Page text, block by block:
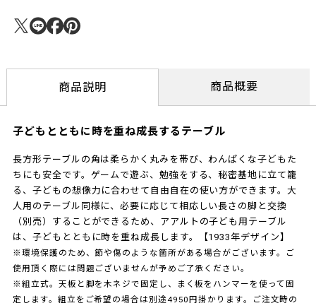
商品説明 商品概要
子どもとともに時を重ね成長するテーブル
長方形テーブルの角は柔らかく丸みを帯び、わんぱくな子どもた
ちにも安全です。ゲームで遊ぶ、勉強をする、秘密基地に立て籠
る、子どもの想像力に合わせて自由自在の使い方ができます。大
人用のテーブル同様に、必要に応じて相応しい長さの脚と交換
（別売）することができるため、アアルトの子ども用テーブル
は、子どもとともに時を重ね成長します。【1933年デザイン】
※環境保護のため、節や傷のような箇所がある場合がございます。ご
使用頂く際には問題ございませんが予めご了承ください。
※組立式。天板と脚を木ネジで固定し、まく板をハンマーを使って固
定します。組立をご希望の場合は別途4950円掛かります。ご注文時の